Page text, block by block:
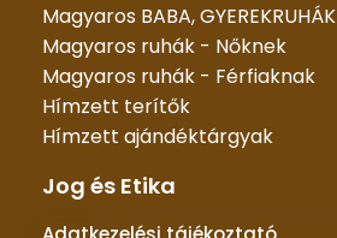
Magyaros BABA, GYEREKRUHÁK
Magyaros ruhák - Nőknek
Magyaros ruhák - Férfiaknak
Hímzett terítők
Hímzett ajándéktárgyak
Jog és Etika